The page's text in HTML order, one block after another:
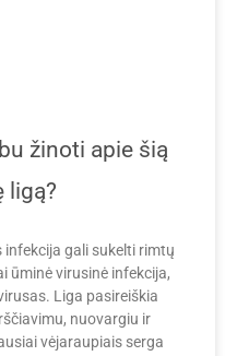
žinoti apie šią
ligą?
infekcija gali sukelti rimtų
ūminė virusinė infekcija,
Liga pasireiškia
nuovargiu ir
vėjaraupiais serga